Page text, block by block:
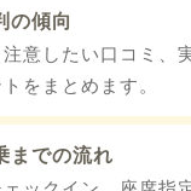
の傾向
意したい口コミ、
をまとめます。
までの流れ